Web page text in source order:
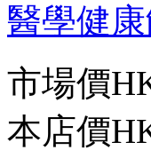
醫學健
市場價
本店價